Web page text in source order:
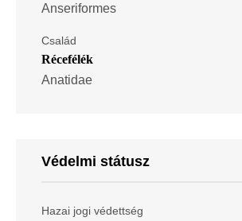
Anseriformes
Család
Récefélék
Anatidae
Védelmi státusz
Hazai jogi védettség